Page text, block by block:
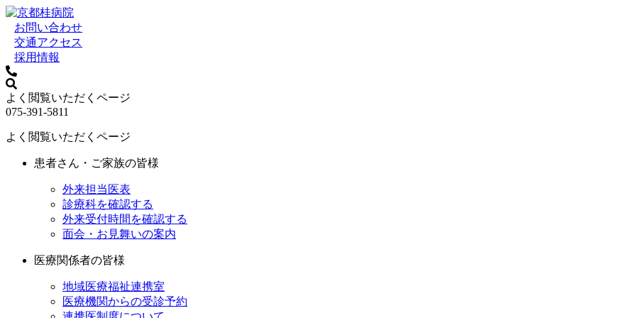
お問い合わせ
交通アクセス
採用情報
よく閲覧いただくページ
075-391-5811
よく閲覧いただくページ
患者さん・ご家族の皆様
外来担当医表
診療科を確認する
外来受付時間を確認する
面会・お見舞いの案内
医療関係者の皆様
地域医療福祉連携室
医療機関からの受診予約